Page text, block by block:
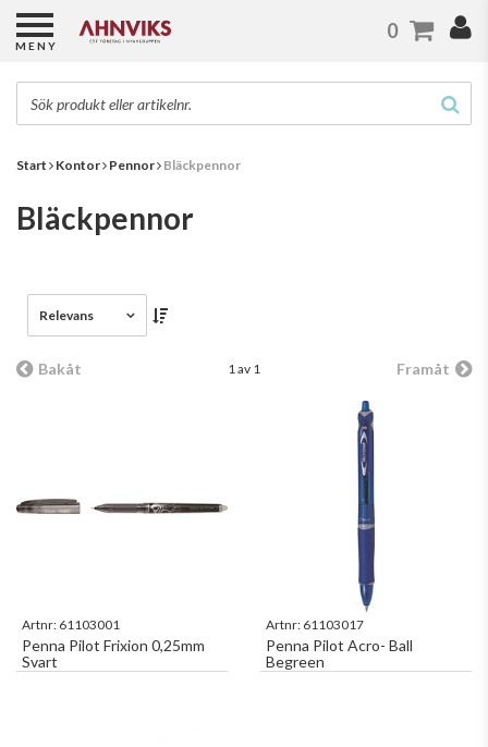
Start Kontor Pennor Bläckpennor
Bläckpennor
Relevans
Bakåt 1 av 1 Framåt
Artnr: 61103001
Penna Pilot Frixion 0,25mm
Svart
Artnr: 61103017
Penna Pilot Acro- Ball
Begreen
MENY
0